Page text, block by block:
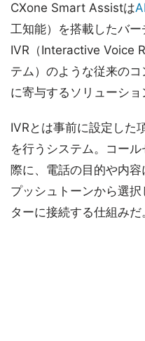
CXone Smart AssistはAI
工知能）を搭載したバー
IVR（Interactive Voice
テム）のような従来の
に寄与するソリューショ
IVRとは事前に設定した
を行うシステム。コー
際に、電話の目的や内
プッシュトーンから選
ターに接続する仕組みだ